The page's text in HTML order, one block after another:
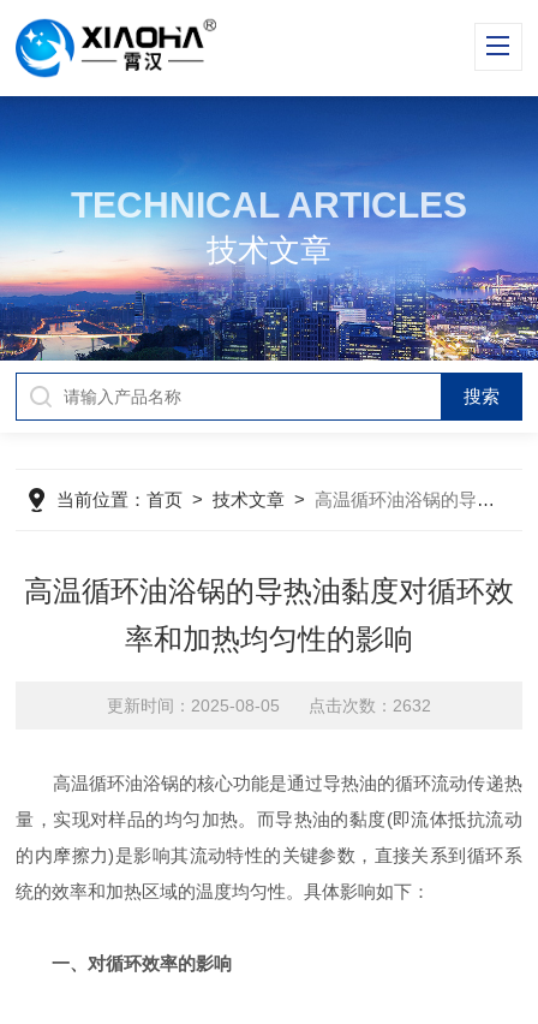
TECHNICAL ARTICLES
技术文章
当前位置：首页 >技术文章 >高温循环油浴锅的导热油黏度对循环效率和加热均匀性的影响
高温循环油浴锅的导热油黏度对循环效
率和加热均匀性的影响
更新时间：2025-08-05 点击次数：2632
高温循环油浴锅的核心功能是通过导热油的循环流动传递热
量，实现对样品的均匀加热。而导热油的黏度(即流体抵抗流动
的内摩擦力)是影响其流动特性的关键参数，直接关系到循环系
统的效率和加热区域的温度均匀性。具体影响如下：
一、对循环效率的影响